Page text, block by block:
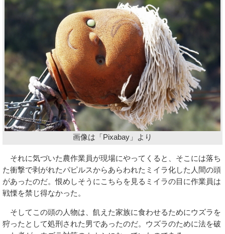
画像は「Pixabay」より
それに気づいた農作業員が現場にやってくると、そこには落ち
た衝撃で剥がれたパピルスからあらわれたミイラ化した人間の頭
があったのだ。恨めしそうにこちらを見るミイラの目に作業員は
戦慄を禁じ得なかった。
そしてこの頭の人物は、飢えた家族に食わせるためにウズラを
狩ったとして処刑された男であったのだ。ウズラのために法を破